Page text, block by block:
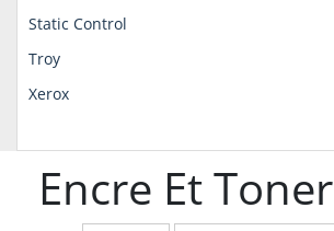
Encre Et Toner
Static Control
Troy
Xerox